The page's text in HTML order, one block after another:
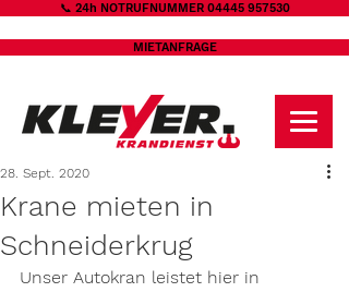
📞 24h NOTRUFNUMMER 04445 957530
MIETANFRAGE
Krane mieten in
Schneiderkrug
28. Sept. 2020
Unser Autokran leistet hier in